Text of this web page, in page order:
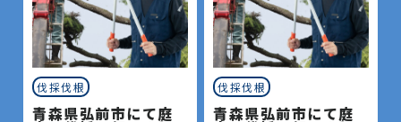
伐採伐根
青森県弘前市にて庭
伐採伐根
青森県弘前市にて庭